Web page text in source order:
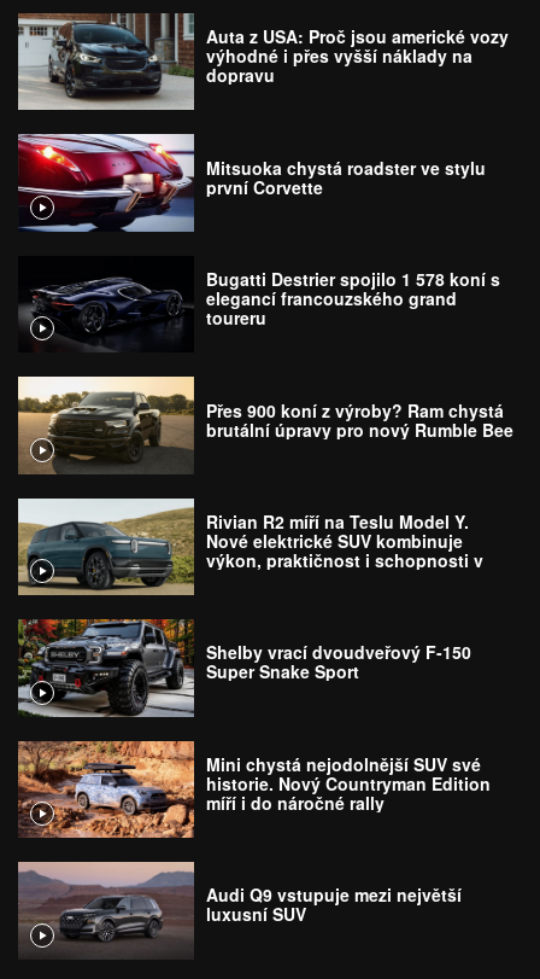
Auta z USA: Proč jsou americké vozy
výhodné i přes vyšší náklady na
dopravu
Mitsuoka chystá roadster ve stylu
první Corvette
Bugatti Destrier spojilo 1 578 koní s
elegancí francouzského grand
toureru
Přes 900 koní z výroby? Ram chystá
brutální úpravy pro nový Rumble Bee
Rivian R2 míří na Teslu Model Y.
Nové elektrické SUV kombinuje
výkon, praktičnost i schopnosti v
Shelby vrací dvoudveřový F-150
Super Snake Sport
Mini chystá nejodolnější SUV své
historie. Nový Countryman Edition
míří i do náročné rally
Audi Q9 vstupuje mezi největší
luxusní SUV